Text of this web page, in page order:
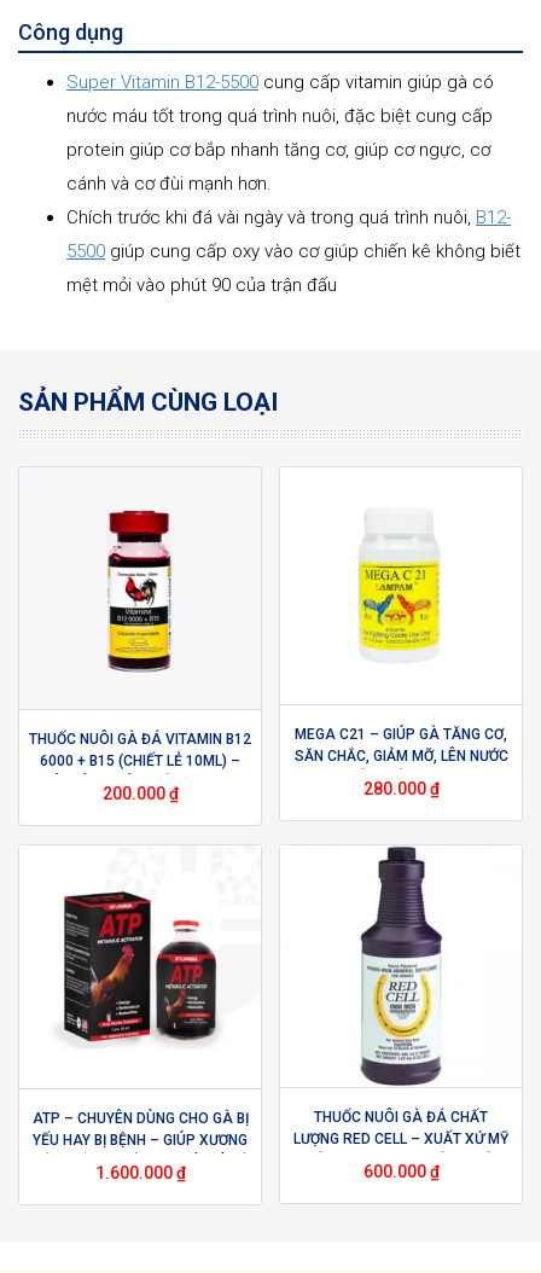
Công dụng
Super Vitamin B12-5500 cung cấp vitamin giúp gà có
nước máu tốt trong quá trình nuôi, đặc biệt cung cấp
protein giúp cơ bắp nhanh tăng cơ, giúp cơ ngực, cơ
cánh và cơ đùi mạnh hơn.
Chích trước khi đá vài ngày và trong quá trình nuôi, B12-
5500 giúp cung cấp oxy vào cơ giúp chiến kê không biết
mệt mỏi vào phút 90 của trận đấu
SẢN PHẨM CÙNG LOẠI
THUỐC NUÔI GÀ ĐÁ VITAMIN B12
6000 + B15 (CHIẾT LẺ 10ML) –
GIÚP KÍCH THÍCH GÀ ĂN NGON,
NGĂN NGỪA THIẾU MÁU HIỆU
QUẢ
200.000₫
MEGA C21 – GIÚP GÀ TĂNG CƠ,
SĂN CHẮC, GIẢM MỠ, LÊN NƯỚC
MÁU, ĐÁ BO LỚN
280.000₫
ATP – CHUYÊN DÙNG CHO GÀ BỊ
YẾU HAY BỊ BỆNH – GIÚP XƯƠNG
CỐT CHẮC KHOẺ – TRỊ TÉ GIÓ VÀ
CHÂN TRỤ YẾU – TĂNG NĂNG
LƯỢNG TRONG QUÁ TRÌNH PHỤC
1.600.000₫
THUỐC NUÔI GÀ ĐÁ CHẤT
LƯỢNG RED CELL – XUẤT XỨ MỸ
– BỔ SUNG VITAMIN VÀ KHOÁNG
CHẤT, TĂNG CƯỜNG SỨC ĐỀ
KHÁNG KHI GÀ BỊ CĂNG THẲNG
600.000₫